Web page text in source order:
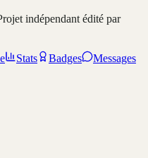
indépendant édité par
Stats Badges
Messages